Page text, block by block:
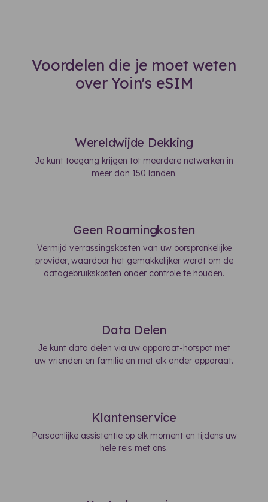
Voordelen die je moet weten
over Yoin's eSIM
Wereldwijde Dekking
Je kunt toegang krijgen tot meerdere netwerken in
meer dan 150 landen.
Geen Roamingkosten
Vermijd verrassingskosten van uw oorspronkelijke
provider, waardoor het gemakkelijker wordt om de
datagebruikskosten onder controle te houden.
Data Delen
Je kunt data delen via uw apparaat-hotspot met
uw vrienden en familie en met elk ander apparaat.
Klantenservice
Persoonlijke assistentie op elk moment en tijdens uw
hele reis met ons.